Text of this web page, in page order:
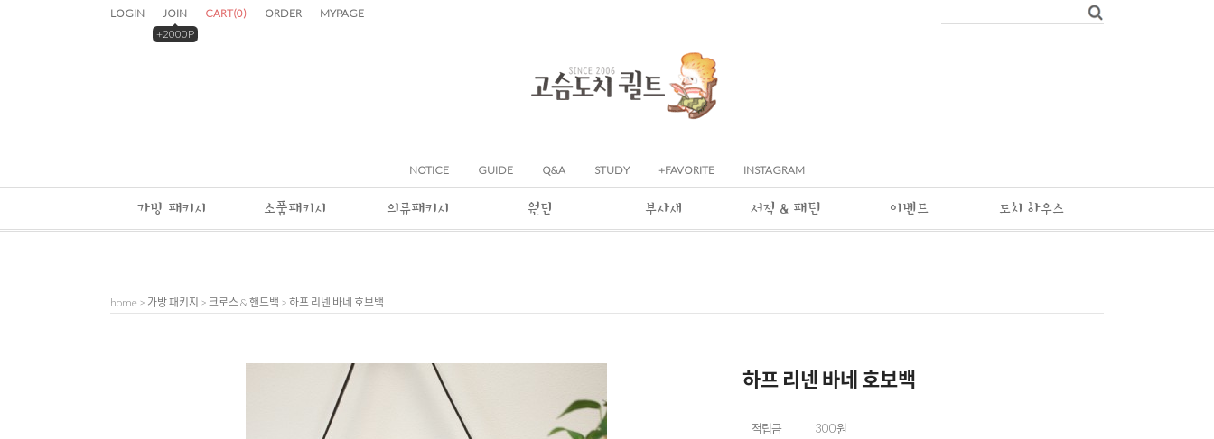
LOGIN
JOIN
+2000P
CART(0) ORDER MYPAGE
NOTICE GUIDE Q&A STUDY +FAVORITE INSTAGRAM
가방 패키지 소품패키지 의류패키지 원단 부자재 서적 & 패턴 이벤트 도치 하우스
home > 가방 패키지 > 크로스 & 핸드백 > 하프 리넨 바네 호보백
하프 리넨 바네 호보백
적립금
300원